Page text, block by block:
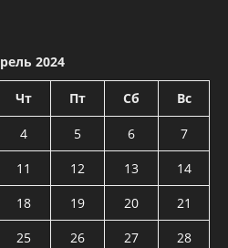
2024
Чт Пт Сб Вс
4 5 6
7
11 12 13
14
18 19 20
21
25 26 27
28